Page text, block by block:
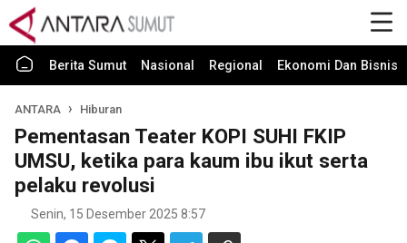
Berita Sumut Nasional Regional Ekonomi Dan Bisnis
ANTARA Hiburan
Pementasan Teater KOPI SUHI FKIP
UMSU, ketika para kaum ibu ikut serta
pelaku revolusi
Senin, 15 Desember 2025 8:57